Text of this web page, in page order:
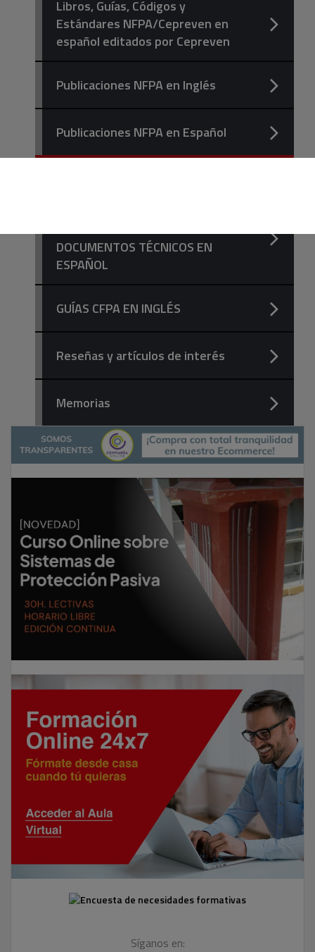
Libros, Guías, Códigos y
Estándares NFPA/Cepreven en
español editados por Cepreven
Publicaciones NFPA en Inglés
Publicaciones NFPA en Español
GUÍAS CFPA EUROPE Y
DOCUMENTOS TÉCNICOS EN
ESPAÑOL
GUÍAS CFPA EN INGLÉS
Reseñas y artículos de interés
Memorias
Síganos en: